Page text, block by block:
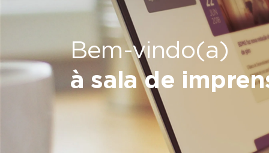
Bem-vindo(a)
à sala de